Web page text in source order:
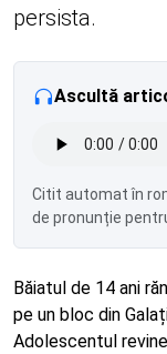
persista.
Ascultă
Citit automat în
de pronunție
Băiatul de 14 ani
pe un bloc din
Adolescentul